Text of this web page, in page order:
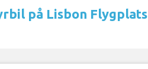
på Lisbon Flygplats